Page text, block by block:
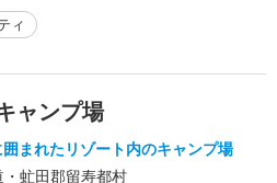
ィ
ャンプ場
まれたリゾート内のキャンプ場
・虻田郡留寿都村